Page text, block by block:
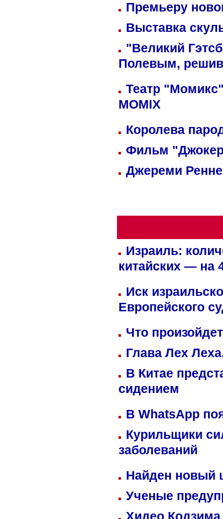
Премьеру
Выставка
"Великий
Полевым,
Театр
MOMIX
Королева
Фильм
Джереми
Израиль:
китайских — на
Иск
Европейского
Что
Глава Лех
В Китае
сидением
В WhatsApp
Курильщики
заболеваний
Найден
Ученые